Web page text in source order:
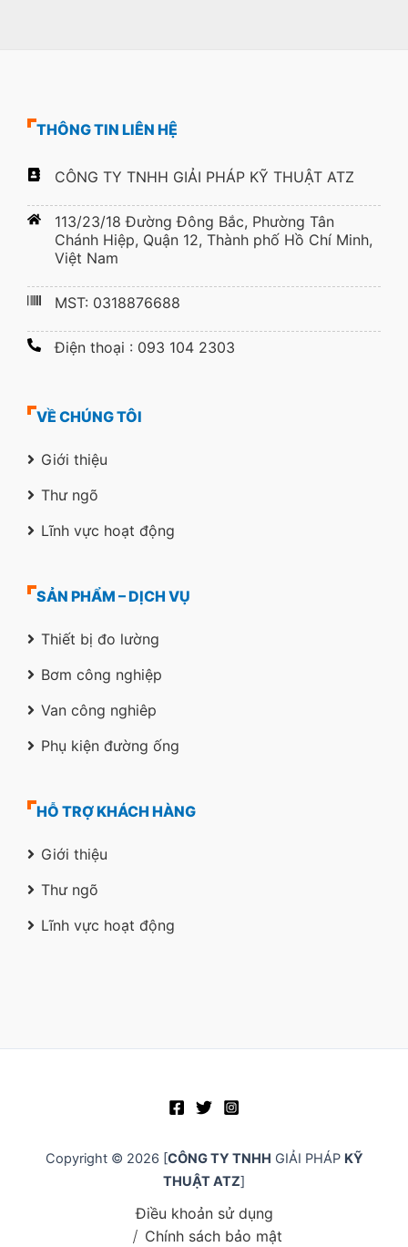
THÔNG TIN LIÊN HỆ
CÔNG TY TNHH GIẢI PHÁP KỸ THUẬT ATZ
113/23/18 Đường Đông Bắc, Phường Tân
Chánh Hiệp, Quận 12, Thành phố Hồ Chí Minh,
Việt Nam
MST: 0318876688
Điện thoại : 093 104 2303
VỀ CHÚNG TÔI
Giới thiệu
Thư ngõ
Lĩnh vực hoạt động
SẢN PHẨM – DỊCH VỤ
Thiết bị đo lường
Bơm công nghiệp
Van công nghiêp
Phụ kiện đường ống
HỖ TRỢ KHÁCH HÀNG
Giới thiệu
Thư ngõ
Lĩnh vực hoạt động
Copyright © 2026 [CÔNG TY TNHH GIẢI PHÁP KỸ
THUẬT ATZ]
Điều khoản sử dụng
Chính sách bảo mật